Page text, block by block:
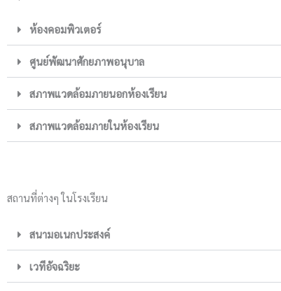
ห้องคอมพิวเตอร์
ศูนย์พัฒนาศักยภาพอนุบาล
สภาพแวดล้อมภายนอกห้องเรียน
สภาพแวดล้อมภายในห้องเรียน
สถานที่ต่างๆ ในโรงเรียน
สนามอเนกประสงค์
เวทีอัจฉริยะ